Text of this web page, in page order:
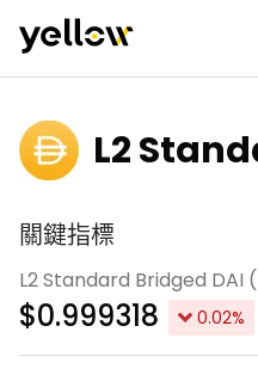
L2
ase)
關鍵指標
L2 Standard Bridged DAI
$0.999318 0.02%